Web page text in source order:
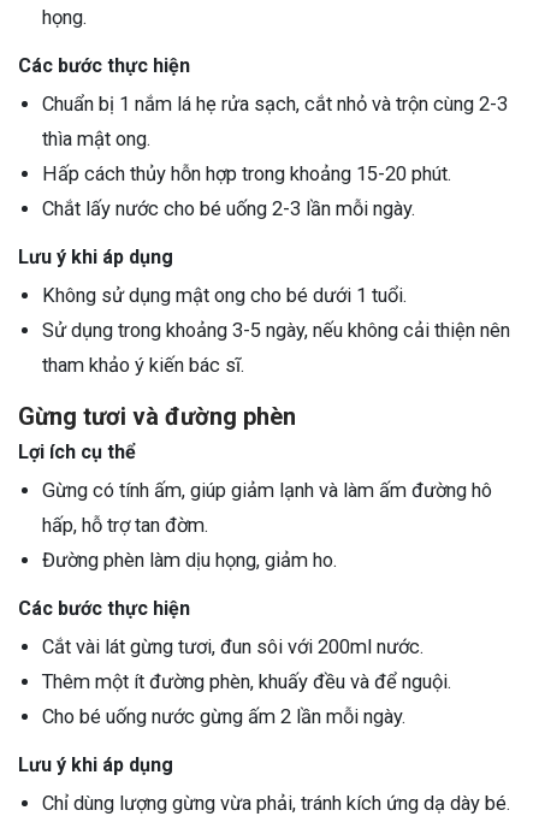
họng.
Các bước thực hiện
Chuẩn bị 1 nắm lá hẹ rửa sạch, cắt nhỏ và trộn cùng 2-3
thìa mật ong.
Hấp cách thủy hỗn hợp trong khoảng 15-20 phút.
Chắt lấy nước cho bé uống 2-3 lần mỗi ngày.
Lưu ý khi áp dụng
Không sử dụng mật ong cho bé dưới 1 tuổi.
Sử dụng trong khoảng 3-5 ngày, nếu không cải thiện nên
tham khảo ý kiến bác sĩ.
Gừng tươi và đường phèn
Lợi ích cụ thể
Gừng có tính ấm, giúp giảm lạnh và làm ấm đường hô
hấp, hỗ trợ tan đờm.
Đường phèn làm dịu họng, giảm ho.
Các bước thực hiện
Cắt vài lát gừng tươi, đun sôi với 200ml nước.
Thêm một ít đường phèn, khuấy đều và để nguội.
Cho bé uống nước gừng ấm 2 lần mỗi ngày.
Lưu ý khi áp dụng
Chỉ dùng lượng gừng vừa phải, tránh kích ứng dạ dày bé.